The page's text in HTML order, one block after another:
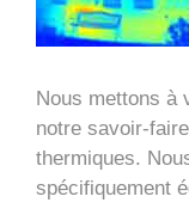
Nous mettons à
notre savoir-
thermiques.
spécifiquement